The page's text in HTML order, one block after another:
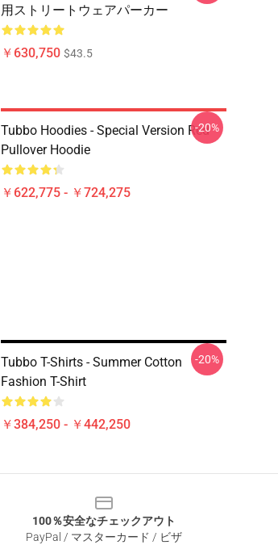
用ストリートウェアパーカー
￥630,750 $43.5
Tubbo Hoodies - Special Version Red
Pullover Hoodie
￥622,775 - ￥724,275
-20%
Tubbo T-Shirts - Summer Cotton
Fashion T-Shirt
￥384,250 - ￥442,250
-20%
100％安全なチェックアウト
PayPal / マスターカード / ビザ